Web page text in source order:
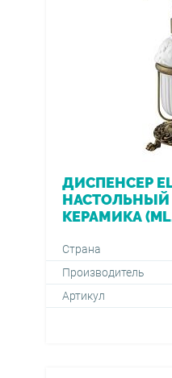
ДИСПЕНСЕР
НАСТОЛЬНЫЙ
КЕРАМИКА
Страна
Производитель
Артикул